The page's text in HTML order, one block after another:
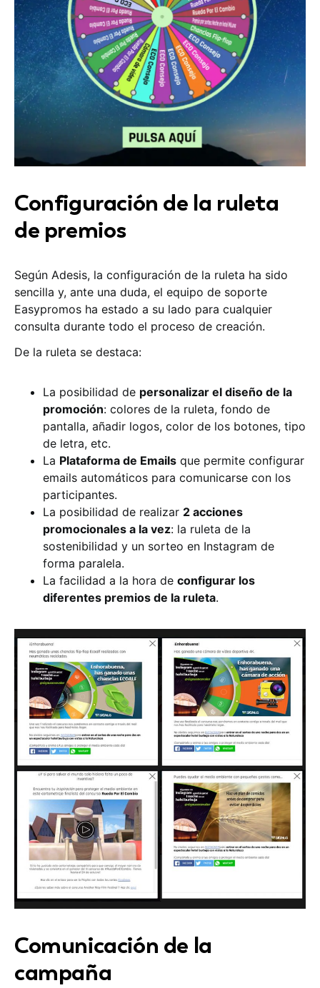
Configuración de la ruleta
de premios
Según Adesis, la configuración de la ruleta ha sido
sencilla y, ante una duda, el equipo de soporte
Easypromos ha estado a su lado para cualquier
consulta durante todo el proceso de creación.
De la ruleta se destaca:
La posibilidad de personalizar el diseño de la
promoción: colores de la ruleta, fondo de
pantalla, añadir logos, color de los botones, tipo
de letra, etc.
La Plataforma de Emails que permite configurar
emails automáticos para comunicarse con los
participantes.
La posibilidad de realizar 2 acciones
promocionales a la vez: la ruleta de la
sostenibilidad y un sorteo en Instagram de
forma paralela.
La facilidad a la hora de configurar los
diferentes premios de la ruleta.
Comunicación de la
campaña